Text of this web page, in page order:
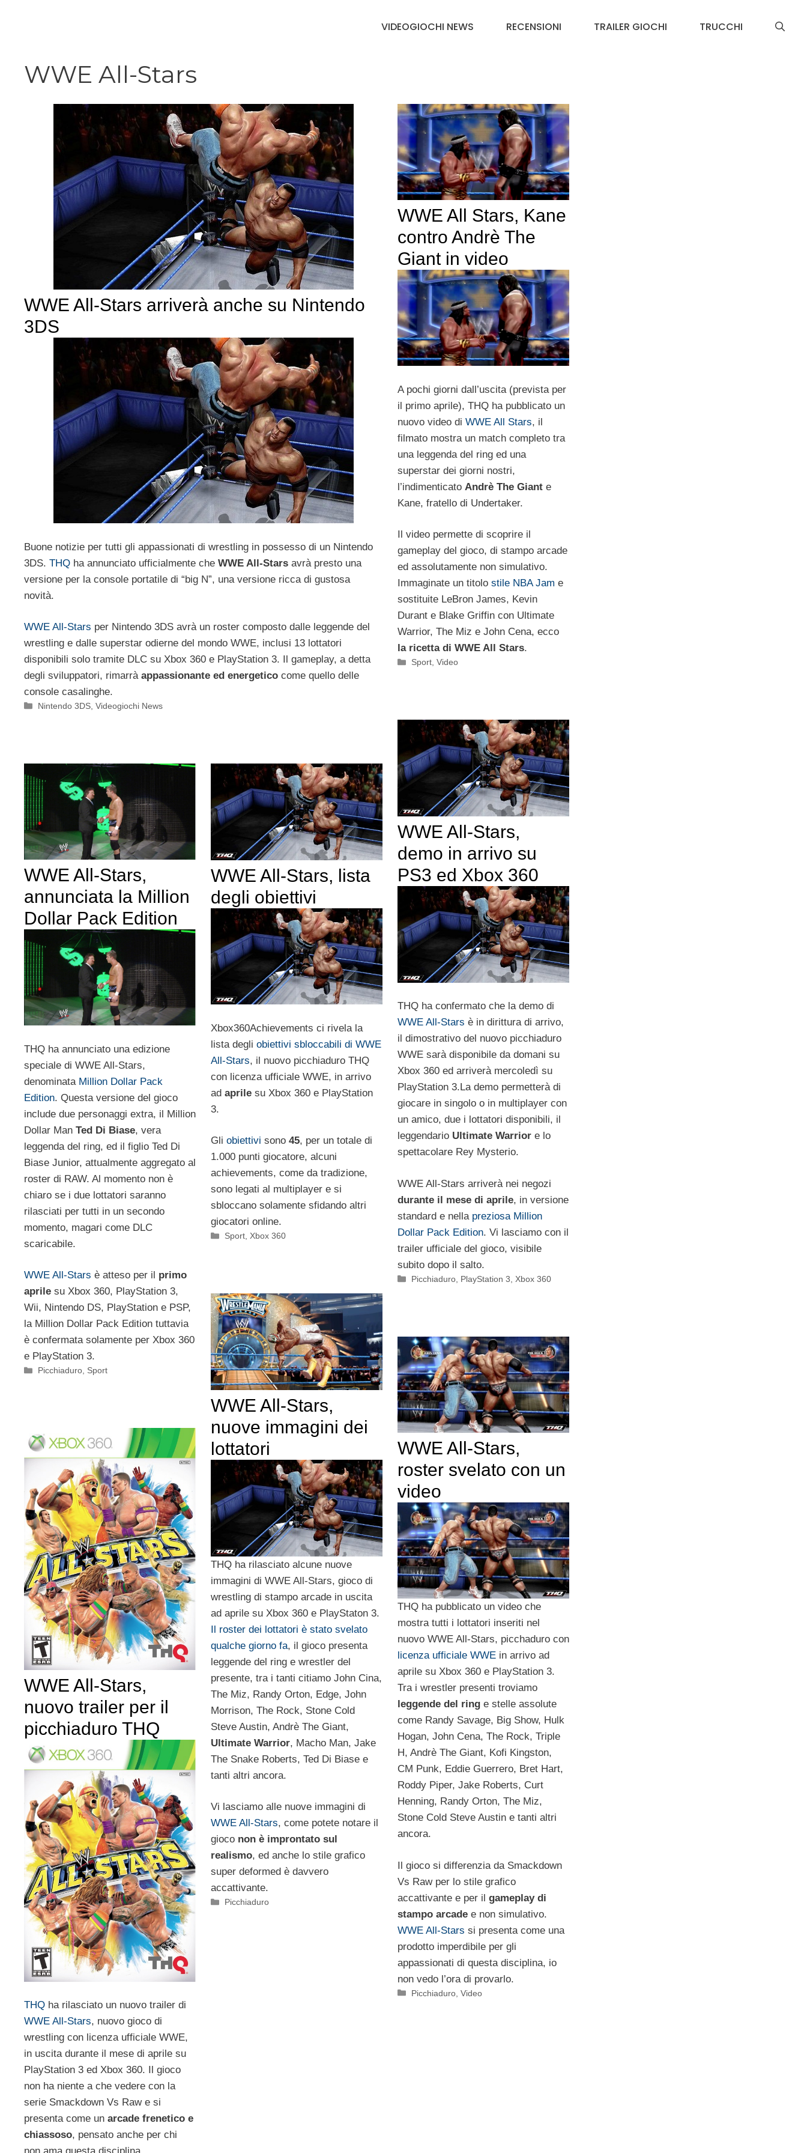
VIDEOGIOCHI NEWS RECENSIONI TRAILER GIOCHI TRUCCHI
WWE All-Stars
WWE All-Stars arriverà anche su Nintendo
3DS
Buone notizie per tutti gli appassionati di wrestling in possesso di un Nintendo
3DS. THQ ha annunciato ufficialmente che WWE All-Stars avrà presto una
versione per la console portatile di “big N”, una versione ricca di gustosa
novità.
WWE All-Stars per Nintendo 3DS avrà un roster composto dalle leggende del
wrestling e dalle superstar odierne del mondo WWE, inclusi 13 lottatori
disponibili solo tramite DLC su Xbox 360 e PlayStation 3. Il gameplay, a detta
degli sviluppatori, rimarrà appassionante ed energetico come quello delle
console casalinghe.
Categorie
Nintendo 3DS ,Videogiochi News
WWE All Stars, Kane
contro Andrè The
Giant in video
A pochi giorni dall’uscita (prevista per
il primo aprile), THQ ha pubblicato un
nuovo video di WWE All Stars, il
filmato mostra un match completo tra
una leggenda del ring ed una
superstar dei giorni nostri,
l’indimenticato Andrè The Giante
Kane, fratello di Undertaker.
Il video permette di scoprire il
gameplay del gioco, di stampo arcade
ed assolutamente non simulativo.
Immaginate un titolo stile NBA Jam e
sostituite LeBron James, Kevin
Durant e Blake Griffin con Ultimate
Warrior, The Miz e John Cena, ecco
la ricetta di WWE All Stars.
Categorie
Sport,Video
WWE All-Stars,
demo in arrivo su
PS3 ed Xbox 360
THQ ha confermato che la demo di
WWE All-Stars è in dirittura di arrivo,
il dimostrativo del nuovo picchiaduro
WWE sarà disponibile da domani su
Xbox 360 ed arriverà mercoledì su
PlayStation 3.La demo permetterà di
giocare in singolo o in multiplayer con
un amico, due i lottatori disponibili, il
leggendario Ultimate Warrior e lo
spettacolare Rey Mysterio.
WWE All-Stars arriverà nei negozi
durante il mese di aprile, in versione
standard e nella preziosa Million
Dollar Pack Edition. Vi lasciamo con il
trailer ufficiale del gioco, visibile
subito dopo il salto.
Categorie
Picchiaduro PlayStation 3 Xbox 360
WWE All-Stars,
annunciata la Million
Dollar Pack Edition
THQ ha annunciato una edizione
speciale di WWE All-Stars,
denominata Million Dollar Pack
Edition. Questa versione del gioco
include due personaggi extra, il Million
Dollar Man Ted Di Biase, vera
leggenda del ring, ed il figlio Ted Di
Biase Junior, attualmente aggregato al
roster di RAW. Al momento non è
chiaro se i due lottatori saranno
rilasciati per tutti in un secondo
momento, magari come DLC
scaricabile.
WWE All-Stars è atteso per il primo
aprile su Xbox 360, PlayStation 3,
Wii, Nintendo DS, PlayStation e PSP,
la Million Dollar Pack Edition tuttavia
è confermata solamente per Xbox 360
e PlayStation 3.
Categorie
Picchiaduro, Sport
WWE All-Stars, lista
degli obiettivi
Xbox360Achievements ci rivela la
lista degli obiettivi sbloccabili di WWE
All-Stars, il nuovo picchiaduro THQ
con licenza ufficiale WWE, in arrivo
ad aprile su Xbox 360 e PlayStation
3.
Gli obiettivi sono 45, per un totale di
1.000 punti giocatore, alcuni
achievements, come da tradizione,
sono legati al multiplayer e si
sbloccano solamente sfidando altri
giocatori online.
Categorie
Sport,Xbox 360
WWE All-Stars,
nuove immagini dei
lottatori
THQ ha rilasciato alcune nuove
immagini di WWE All-Stars, gioco di
wrestling di stampo arcade in uscita
ad aprile su Xbox 360 e PlayStaton 3.
Il roster dei lottatori è stato svelato
qualche giorno fa, il gioco presenta
leggende del ring e wrestler del
presente, tra i tanti citiamo John Cina,
The Miz, Randy Orton, Edge, John
Morrison, The Rock, Stone Cold
Steve Austin, Andrè The Giant,
Ultimate Warrior, Macho Man, Jake
The Snake Roberts, Ted Di Biase e
tanti altri ancora.
Vi lasciamo alle nuove immagini di
WWE All-Stars, come potete notare il
gioco non è improntato sul
realismo, ed anche lo stile grafico
super deformed è davvero
accattivante.
Categorie
Picchiaduro
WWE All-Stars,
roster svelato con un
video
THQ ha pubblicato un video che
mostra tutti i lottatori inseriti nel
nuovo WWE All-Stars, picchaduro con
licenza ufficiale WWEin arrivo ad
aprile su Xbox 360 e PlayStation 3.
Tra i wrestler presenti troviamo
leggende del ringe stelle assolute
come Randy Savage, Big Show, Hulk
Hogan, John Cena, The Rock, Triple
H, Andrè The Giant, Kofi Kingston,
CM Punk, Eddie Guerrero, Bret Hart,
Roddy Piper, Jake Roberts, Curt
Henning, Randy Orton, The Miz,
Stone Cold Steve Austin e tanti altri
ancora.
Il gioco si differenzia da Smackdown
Vs Raw per lo stile grafico
accattivante e per il gameplay di
stampo arcade e non simulativo.
WWE All-Stars si presenta come una
prodotto imperdibile per gli
appassionati di questa disciplina, io
non vedo l’ora di provarlo.
Categorie
Picchiaduro ,Video
WWE All-Stars,
nuovo trailer per il
picchiaduro THQ
THQ ha rilasciato un nuovo trailer di
WWE All-Stars, nuovo gioco di
wrestling con licenza ufficiale WWE,
in uscita durante il mese di aprile su
PlayStation 3 ed Xbox 360. Il gioco
non ha niente a che vedere con la
serie Smackdown Vs Raw e si
presenta come un arcade frenetico e
chiassoso, pensato anche per chi